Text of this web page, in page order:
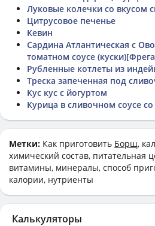
Луковые колечки со вкусом
Цитрусовое печенье
Кевин
Сардина Атлантическая с
томатном соусе
Рубленные котлеты из
Треска запеченная под
Кус кус с йогуртом
Курица в сливочном соусе со
Метки: Как приготовить Борщ,
химический состав, питательная
витамины, минералы, способ
калории, нутриенты
Калькуляторы